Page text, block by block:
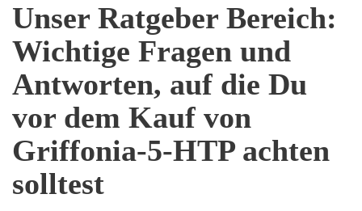
Unser Ratgeber Bereich:
Wichtige Fragen und
Antworten, auf die Du
vor dem Kauf von
Griffonia-5-HTP achten
solltest